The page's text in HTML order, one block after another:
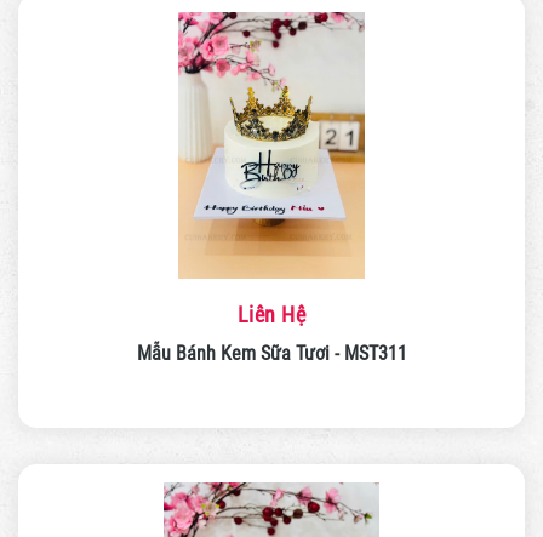
Liên Hệ
Mẫu Bánh Kem Sữa Tươi - MST311